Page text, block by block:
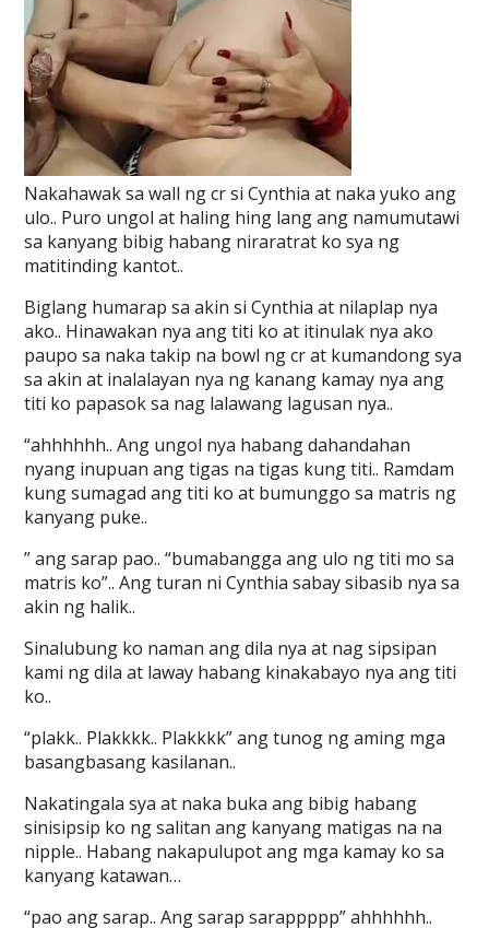
Nakahawak sa wall ng cr si Cynthia at naka yuko ang
ulo.. Puro ungol at haling hing lang ang namumutawi
sa kanyang bibig habang niraratrat ko sya ng
matitinding kantot..
Biglang humarap sa akin si Cynthia at nilaplap nya
ako.. Hinawakan nya ang titi ko at itinulak nya ako
paupo sa naka takip na bowl ng cr at kumandong sya
sa akin at inalalayan nya ng kanang kamay nya ang
titi ko papasok sa nag lalawang lagusan nya..
“ahhhhhh.. Ang ungol nya habang dahandahan
nyang inupuan ang tigas na tigas kung titi.. Ramdam
kung sumagad ang titi ko at bumunggo sa matris ng
kanyang puke..
” ang sarap pao.. “bumabangga ang ulo ng titi mo sa
matris ko”.. Ang turan ni Cynthia sabay sibasib nya sa
akin ng halik..
Sinalubung ko naman ang dila nya at nag sipsipan
kami ng dila at laway habang kinakabayo nya ang titi
ko..
“plakk.. Plakkkk.. Plakkkk” ang tunog ng aming mga
basangbasang kasilanan..
Nakatingala sya at naka buka ang bibig habang
sinisipsip ko ng salitan ang kanyang matigas na na
nipple.. Habang nakapulupot ang mga kamay ko sa
kanyang katawan…
“pao ang sarap.. Ang sarap sarappppp” ahhhhhh..